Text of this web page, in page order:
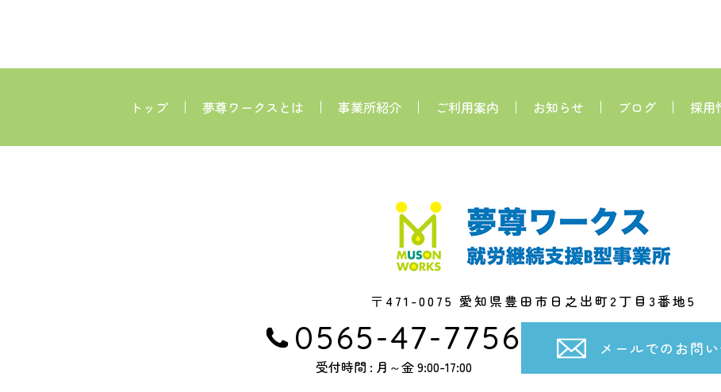
トップ 夢尊ワークスとは 事業所紹介 ご利用案内 お知らせ ブログ 採用
〒471-0075 愛知県豊田市日之出町2丁目3番地5
0565-47-7756
受付時間 : 月～金 9:00-17:00
メールでのお問